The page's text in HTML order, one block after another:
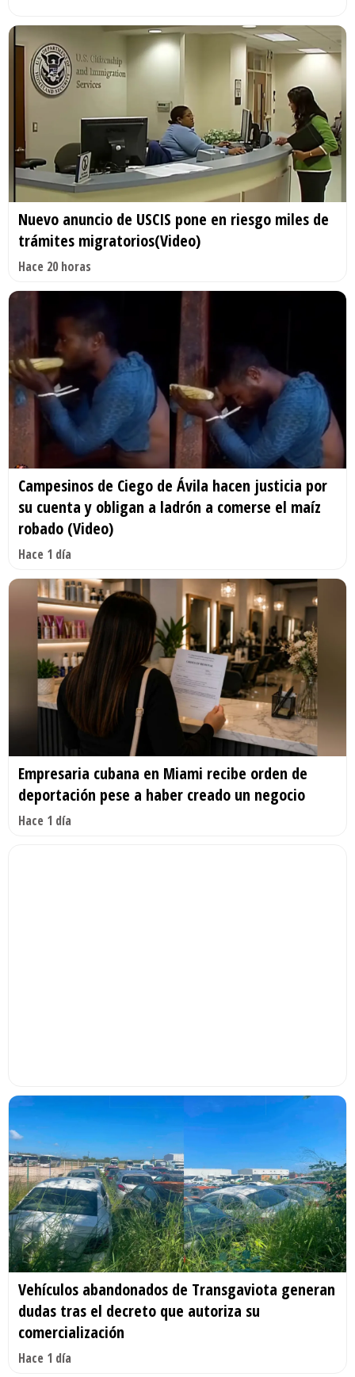
Nuevo anuncio de USCIS pone en riesgo miles de
trámites migratorios(Video)
Hace 20 horas
Campesinos de Ciego de Ávila hacen justicia por
su cuenta y obligan a ladrón a comerse el maíz
robado (Video)
Hace 1 día
Empresaria cubana en Miami recibe orden de
deportación pese a haber creado un negocio
Hace 1 día
Vehículos abandonados de Transgaviota generan
dudas tras el decreto que autoriza su
comercialización
Hace 1 día